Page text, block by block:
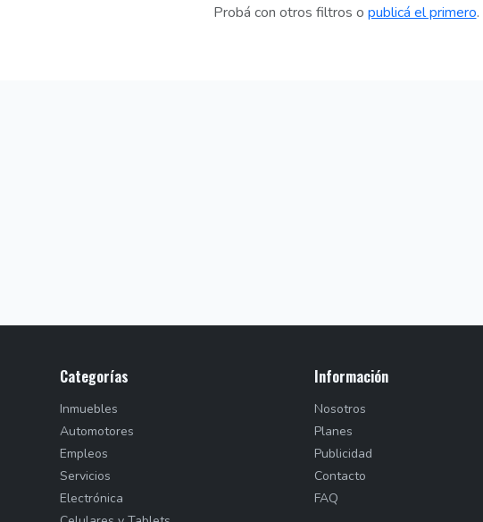
Probá con otros filtros o publicá el primero.
Categorías
Inmuebles
Automotores
Empleos
Servicios
Electrónica
Información
Nosotros
Planes
Publicidad
Contacto
FAQ